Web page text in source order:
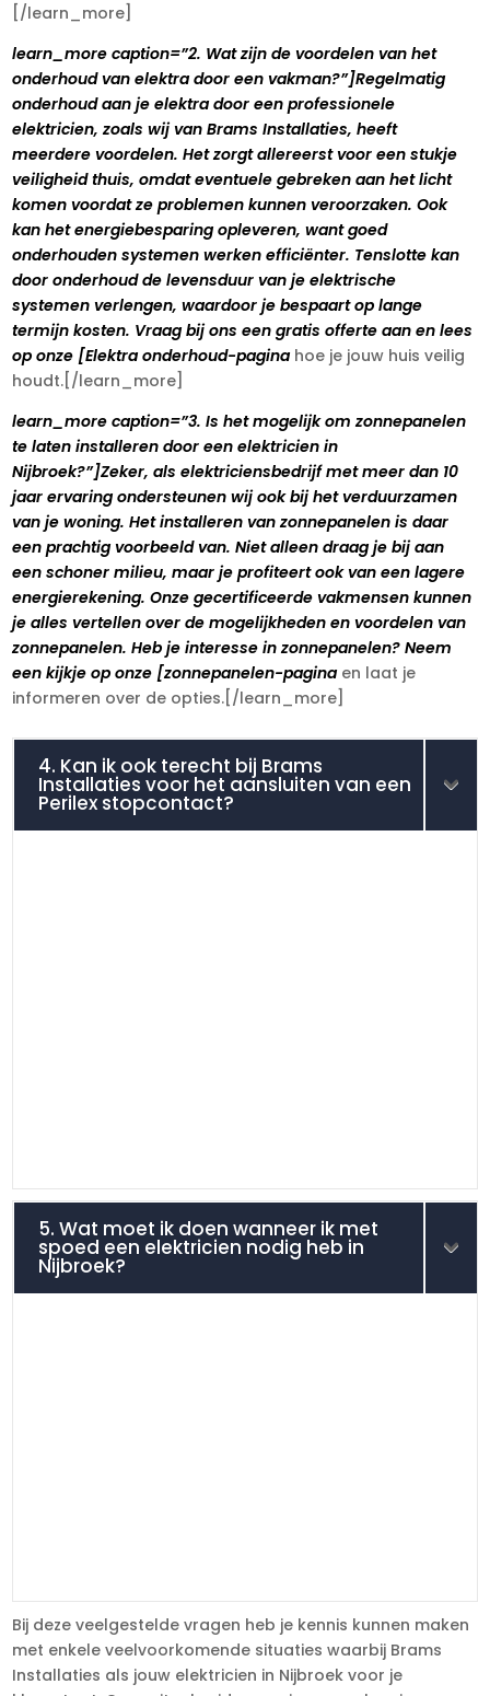
[/learn_more]
learn_more caption=”2. Wat zijn de voordelen van het
onderhoud van elektra door een vakman?”]Regelmatig
onderhoud aan je elektra door een professionele
elektricien, zoals wij van Brams Installaties, heeft
meerdere voordelen. Het zorgt allereerst voor een stukje
veiligheid thuis, omdat eventuele gebreken aan het licht
komen voordat ze problemen kunnen veroorzaken. Ook
kan het energiebesparing opleveren, want goed
onderhouden systemen werken efficiënter. Tenslotte kan
door onderhoud de levensduur van je elektrische
systemen verlengen, waardoor je bespaart op lange
termijn kosten. Vraag bij ons een gratis offerte aan en lees
op onze [Elektra onderhoud-paginahoe je jouw huis veilig
houdt.[/learn_more]
learn_more caption=”3. Is het mogelijk om zonnepanelen
te laten installeren door een elektricien in
Nijbroek?”]Zeker, als elektriciensbedrijf met meer dan 10
jaar ervaring ondersteunen wij ook bij het verduurzamen
van je woning. Het installeren van zonnepanelen is daar
een prachtig voorbeeld van. Niet alleen draag je bij aan
een schoner milieu, maar je profiteert ook van een lagere
energierekening. Onze gecertificeerde vakmensen kunnen
je alles vertellen over de mogelijkheden en voordelen van
zonnepanelen. Heb je interesse in zonnepanelen? Neem
een kijkje op onze [zonnepanelen-paginaen laat je
informeren over de opties.[/learn_more]
4. Kan ik ook terecht bij Brams
Installaties voor het aansluiten van een
Perilex stopcontact?
5. Wat moet ik doen wanneer ik met
spoed een elektricien nodig heb in
Nijbroek?
Bij deze veelgestelde vragen heb je kennis kunnen maken
met enkele veelvoorkomende situaties waarbij Brams
Installaties als jouw elektricien in Nijbroek voor je